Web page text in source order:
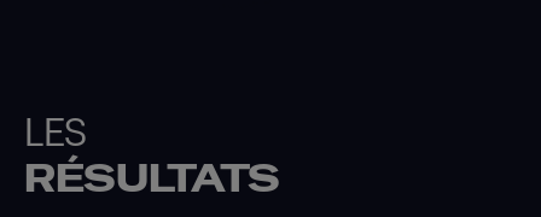
LES
RÉSULTATS